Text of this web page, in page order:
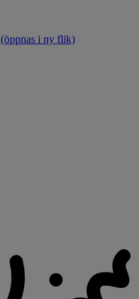
(öppnas i ny flik)